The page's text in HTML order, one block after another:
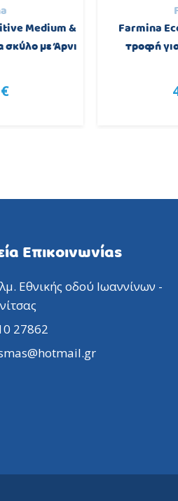
Medium &
με Άρνι
Farmina
τροφή
Επικοινωνίας
Εθνικής οδού Ιωαννίνων -
27862